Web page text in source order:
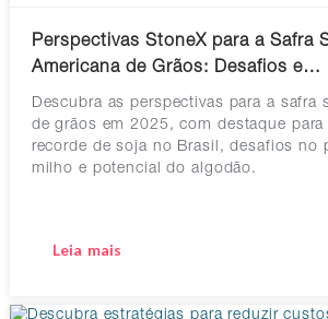
Perspectivas StoneX para a Safra
Americana de Grãos: Desafios e…
Descubra as perspectivas para a safra
de grãos em 2025, com destaque para
recorde de soja no Brasil, desafios no
milho e potencial do algodão.
Leia mais